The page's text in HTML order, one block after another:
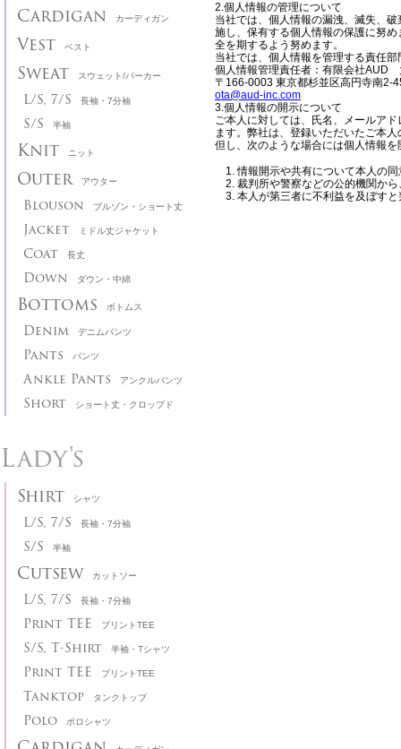
Cardigan カーディガン
Vest ベスト
Sweat スウェット/パーカー
L/S, 7/S 長袖・7分袖
S/S 半袖
Knit ニット
Outer アウター
Blouson ブルゾン・ショート丈
Jacket ミドル丈ジャケット
Coat 長丈
Down ダウン・中綿
Bottoms ボトムス
Denim デニムパンツ
Pants パンツ
Ankle Pants アンクルパンツ
Short ショート丈・クロップド
Lady's
Shirt シャツ
L/S, 7/S 長袖・7分袖
S/S 半袖
Cutsew カットソー
L/S, 7/S 長袖・7分袖
Print TEE プリントTEE
S/S, T-Shirt 半袖・Tシャツ
Print TEE プリントTEE
Tanktop タンクトップ
Polo ポロシャツ
2.個人情報の管理について
当社では、個人情報の漏洩、滅失、
施し、保有する個人情報の保護に努
全を期するよう努めます。
当社では、個人情報を管理する責任
個人情報管理責任者：有限会社AUD
〒166-0003 東京都杉並区高円寺南2-
ota@aud-inc.com
3.個人情報の開示について
ご本人に対しては、氏名、メールア
ます。弊社は、登録いただいたご本
但し、次のような場合には個人情報
情報開示や共有について本人の
裁判所や警察などの公的機関か
本人が第三者に不利益を及ぼす